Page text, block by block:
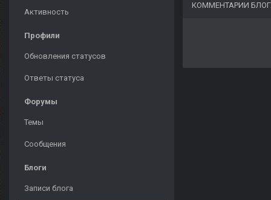
Активность
Профили
Обновления статусов
Ответы статуса
Форумы
Темы
Сообщения
Блоги
Записи блога
КОММЕНТАРИИ